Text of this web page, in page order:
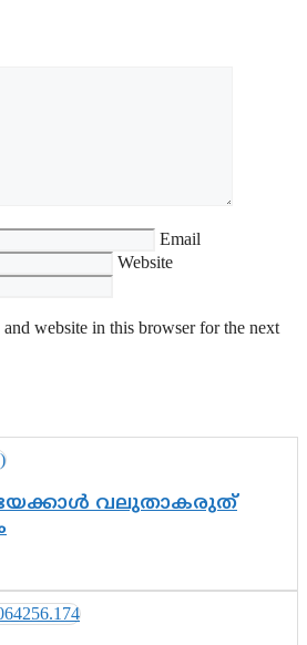
Email
Website
and website in this browser for the next
വലുതാകരുത്